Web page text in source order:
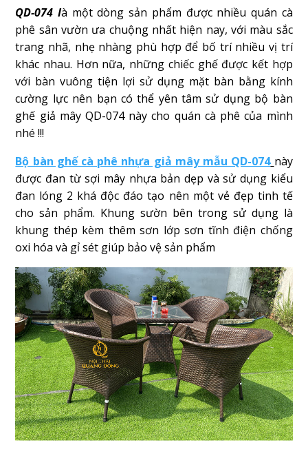
QD-074 là một dòng sản phẩm được nhiều quán cà
phê sân vườn ưa chuộng nhất hiện nay, với màu sắc
trang nhã, nhẹ nhàng phù hợp để bố trí nhiều vị trí
khác nhau. Hơn nữa, những chiếc ghế được kết hợp
với bàn vuông tiện lợi sử dụng mặt bàn bằng kính
cường lực nên bạn có thể yên tâm sử dụng bộ bàn
ghế giả mây QD-074 này cho quán cà phê của mình
nhé !!!
Bộ bàn ghế cà phê nhựa giả mây mẫu QD-074 này
được đan từ sợi mây nhựa bản dẹp và sử dụng kiểu
đan lóng 2 khá độc đáo tạo nên một vẻ đẹp tinh tế
cho sản phẩm. Khung sườn bên trong sử dụng là
khung thép kèm thêm sơn lớp sơn tĩnh điện chống
oxi hóa và gỉ sét giúp bảo vệ sản phẩm